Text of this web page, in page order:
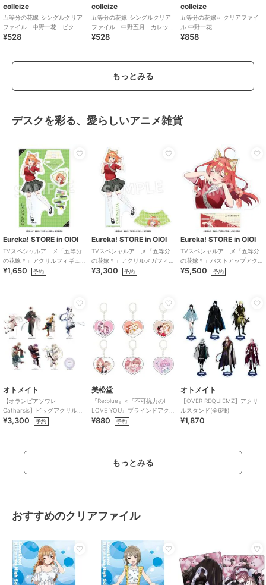
colleize
五等分の花嫁_シングルクリア
ファイル 中野一花 ピクニ
ック
¥528
colleize
五等分の花嫁_シングルクリア
ファイル 中野五月 カレッ
ジスタイル
¥528
colleize
五等分の花嫁∽_クリアファイ
ル 中野一花
¥858
もっとみる
デスクを彩る、愛らしいアニメ雑貨
Eureka! STORE in OIOI
TVスペシャルアニメ「五等分
の花嫁＊」アクリルフィギュ
ア 四葉
¥1,650 予約
Eureka! STORE in OIOI
TVスペシャルアニメ「五等分
の花嫁＊」アクリルメガフィ
ギュア 四葉
¥3,300 予約
Eureka! STORE in OIOI
TVスペシャルアニメ「五等分
の花嫁＊」バストアップアク
リルメガスタンド 五月
¥5,500 予約
オトメイト
【オランピアソワレ
Catharsis】ビッグアクリルス
タンド(全7種)
¥3,300 予約
美松堂
『Re:blue』×『不可抗力のI
LOVE YOU』ブラインドアク
リルキーホルダー（全6種）
¥880 予約
オトメイト
【OVER REQUIEMZ】アクリ
ルスタンド(全6種)
¥1,870
もっとみる
おすすめのクリアファイル